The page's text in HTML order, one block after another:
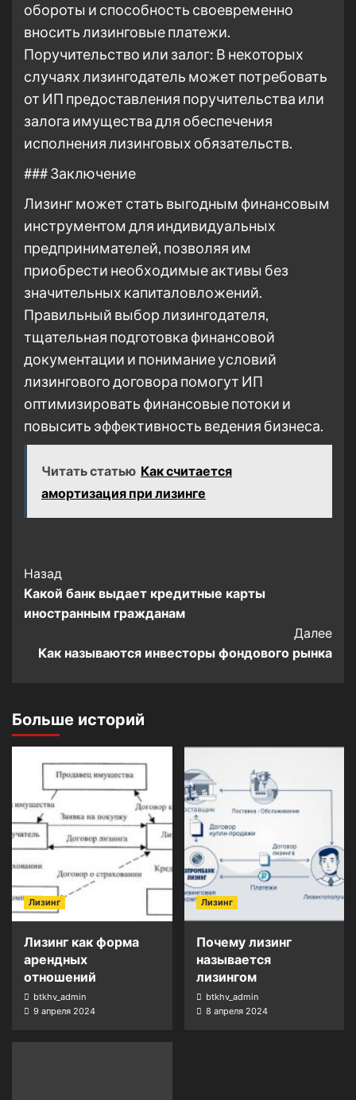
обороты и способность своевременно
вносить лизинговые платежи.
Поручительство или залог: В некоторых
случаях лизингодатель может потребовать
от ИП предоставления поручительства или
залога имущества для обеспечения
исполнения лизинговых обязательств.
### Заключение
Лизинг может стать выгодным финансовым
инструментом для индивидуальных
предпринимателей, позволяя им
приобрести необходимые активы без
значительных капиталовложений.
Правильный выбор лизингодателя,
тщательная подготовка финансовой
документации и понимание условий
лизингового договора помогут ИП
оптимизировать финансовые потоки и
повысить эффективность ведения бизнеса.
Читать статью Как считается
амортизация при лизинге
Post
Navigation
Назад
Какой банк выдает кредитные карты
иностранным гражданам
Далее
Как называются инвесторы фондового рынка
Больше историй
Лизинг
Лизинг как форма
арендных
отношений
btkhv_admin
9 апреля 2024
Лизинг
Почему лизинг
называется
лизингом
btkhv_admin
8 апреля 2024